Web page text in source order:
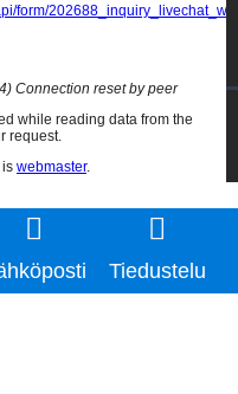
Oikeudet Pidätetään.
Tiedustelu